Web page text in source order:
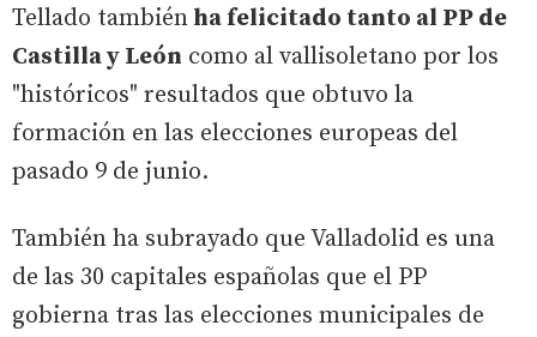
Tellado también ha felicitado tanto al PP de
Castilla y León como al vallisoletano por los
"históricos" resultados que obtuvo la
formación en las elecciones europeas del
pasado 9 de junio.
También ha subrayado que Valladolid es una
de las 30 capitales españolas que el PP
gobierna tras las elecciones municipales de